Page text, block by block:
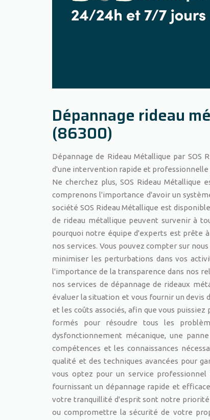
Dépannage rideau
(86300)
Dépannage de Rideau Métallique par SOS
d'une intervention rapide et professionnelle
Ne cherchez plus, SOS Rideau Métallique
comprenons l'importance d'avoir un
société SOS Rideau Métallique est
de rideau métallique peuvent survenir à
pourquoi notre équipe d'experts est prête
nos services. Vous pouvez compter sur
minimiser les perturbations dans vos
l'importance de la transparence dans nos
nos services de dépannage de rideaux
évaluer la situation et vous fournir un devis
et les coûts associés, afin que vous
formés pour résoudre tous les
dysfonctionnement mécanique, une
compétences et les connaissances
qualité et des techniques avancées pour
vous optez pour un service
fournissant un dépannage rapide et
votre tranquillité d'esprit sont notre priorité
ou compromettre la sécurité de votre